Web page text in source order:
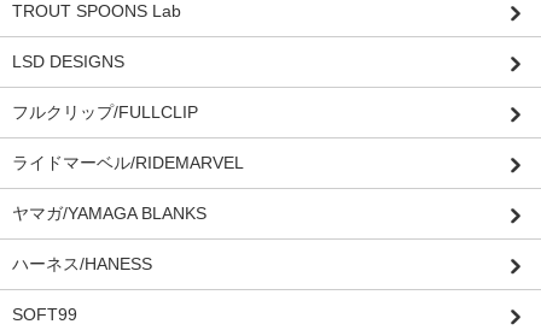
TROUT SPOONS Lab
LSD DESIGNS
フルクリップ/FULLCLIP
ライドマーベル/RIDEMARVEL
ヤマガ/YAMAGA BLANKS
ハーネス/HANESS
SOFT99